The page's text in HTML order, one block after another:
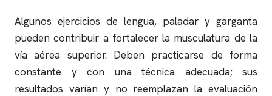
Algunos ejercicios de lengua, paladar y garganta
pueden contribuir a fortalecer la musculatura de la
vía aérea superior. Deben practicarse de forma
constante y con una técnica adecuada; sus
resultados varían y no reemplazan la evaluación